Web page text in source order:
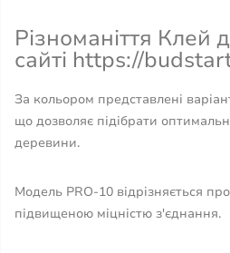
Різноманіття Клей
сайті https://
За кольором представлені
що дозволяє підібрати
деревини.
Модель PRO-10 відрізняється
підвищеною міцністю з'єднання.